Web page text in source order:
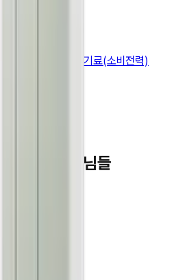
로 설치비 줄이기
(창문폭·창틀) · 전기료(소비전력)
하나면 끝
지등급
용하신 고객님들